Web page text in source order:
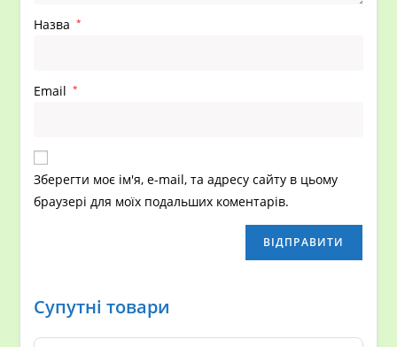
Назва *
Email *
Зберегти моє ім'я, e-mail, та адресу сайту в цьому
браузері для моїх подальших коментарів.
Супутні товари